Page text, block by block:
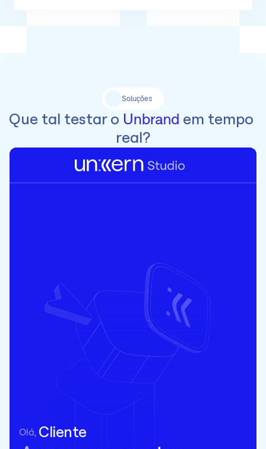
Soluções
Que tal testar o Unbrand em tempo
real?